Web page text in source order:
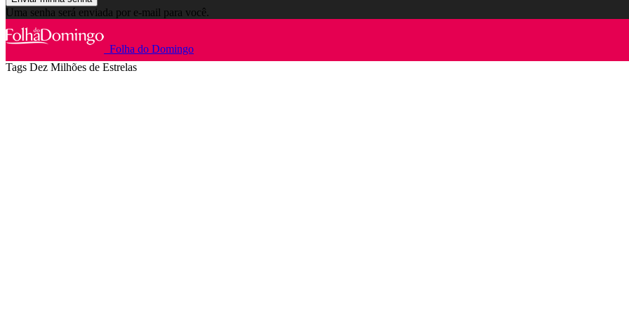
Uma senha será enviada por e-mail para você.
Folha do Domingo
Tags Dez Milhões de Estrelas